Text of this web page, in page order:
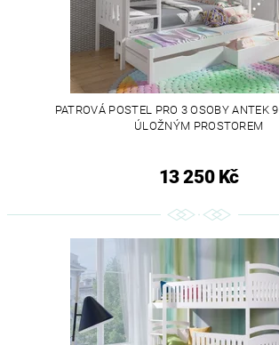
PATROVÁ POSTEL PRO 3 OSOBY ANTEK
ÚLOŽNÝM PROSTOREM
13 250 Kč